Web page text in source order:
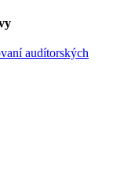
audítorských